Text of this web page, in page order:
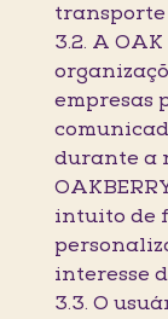
transporte
3.2. A
empresas
durante a
intuito de
interesse
3.3. O